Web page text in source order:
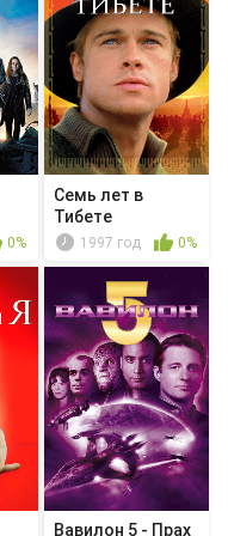
0%
Семь лет в
Тибете
1997 год 0%
Вавилон 5 - Прах